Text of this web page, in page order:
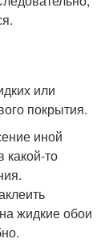
или
покрытия.
иной
какой-то
жидкие обои